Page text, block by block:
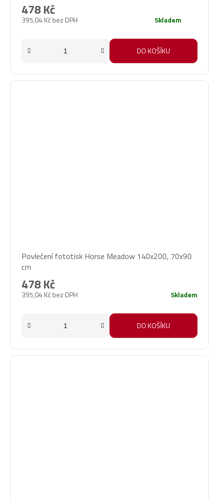
395,04 Kč bez DPH
478 Kč
Skladem
DO KOŠÍKU
hodnocení
produktu
je
5,0
hvězdiček.
Povlečení fototisk Horse Meadow 140x200, 70x90
cm
395,04 Kč bez DPH
478 Kč
Skladem
DO KOŠÍKU